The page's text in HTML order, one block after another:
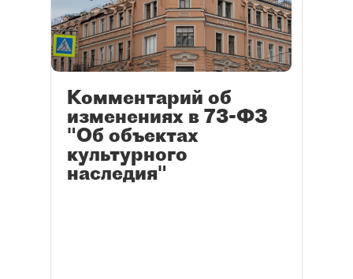
Комментарий об
изменениях в 73-ФЗ
"Об объектах
культурного
наследия"